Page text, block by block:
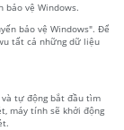
bảo vệ Windows.
bảo vệ Windows". Để
tất cả những dữ liệu
và tự động bắt đầu tìm
máy tính sẽ khởi động